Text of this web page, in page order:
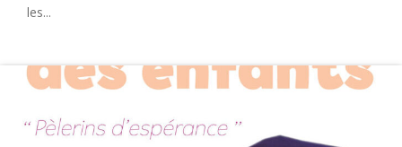
les...